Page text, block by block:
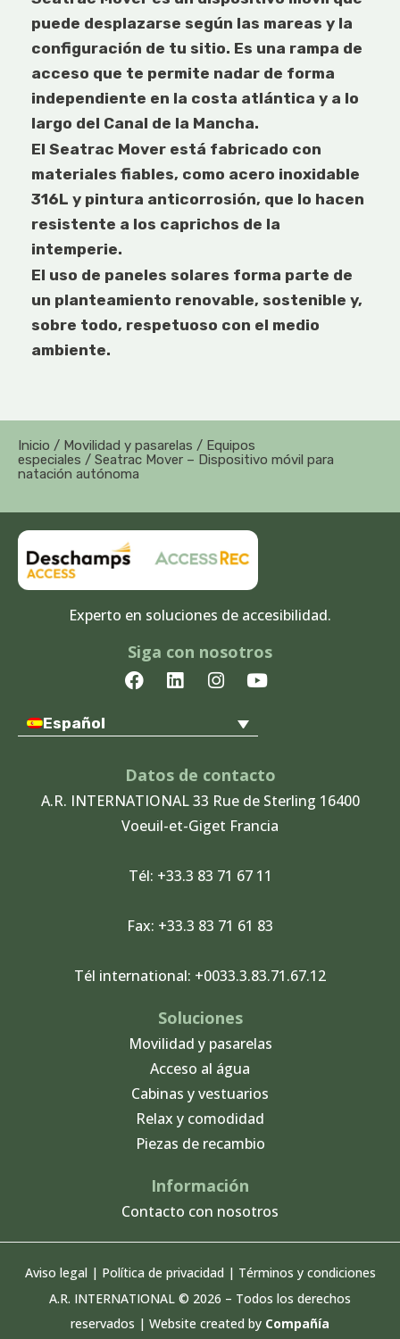
puede desplazarse según las mareas y la
configuración de tu sitio. Es una rampa de
acceso que te permite nadar de forma
independiente en la costa atlántica y a lo
largo del Canal de la Mancha.
El Seatrac Mover está fabricado con
materiales fiables, como acero inoxidable
316L y pintura anticorrosión, que lo hacen
resistente a los caprichos de la
intemperie.
El uso de paneles solares forma parte de
un planteamiento renovable, sostenible y,
sobre todo, respetuoso con el medio
ambiente.
Inicio / Movilidad y pasarelas / Equipos
especiales / Seatrac Mover – Dispositivo móvil para
natación autónoma
Experto en soluciones de accesibilidad.
Siga con nosotros
F
a
e
o
o
k
L
k
d
i
n
I
t
g
r
a
m
Y
t
b
e
Español
Datos de contacto
A.R. INTERNATIONAL 33 Rue de Sterling 16400
Voeuil-et-Giget Francia
Tél: +33.3 83 71 67 11
Fax: +33.3 83 71 61 83
Tél international: +0033.3.83.71.67.12
Soluciones
Movilidad y pasarelas
Acceso al água
Cabinas y vestuarios
Relax y comodidad
Piezas de recambio
Información
Contacto con nosotros
Aviso legal | Política de privacidad | Términos y condiciones
A.R. INTERNATIONAL © 2026 – Todos los derechos
reservados | Website created by Compañía